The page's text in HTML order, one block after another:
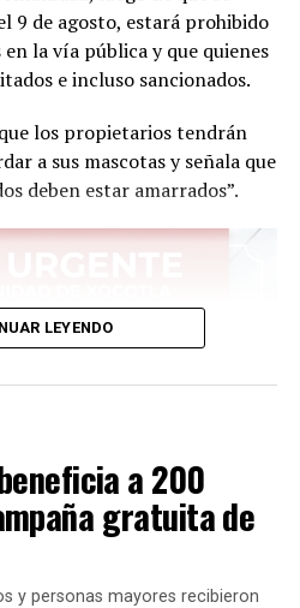
9 de agosto, estará prohibido
la vía pública y que quienes
e incluso sancionados.
los propietarios tendrán
a sus mascotas y señala que
deben estar amarrados”.
LEYENDO
a 200
gratuita de
y personas mayores recibieron